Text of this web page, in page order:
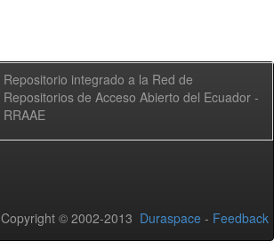
Repositorio integrado a la Red de
Repositorios de Acceso Abierto del Ecuador -
RRAAE
Copyright © 2002-2013 Duraspace - Feedback